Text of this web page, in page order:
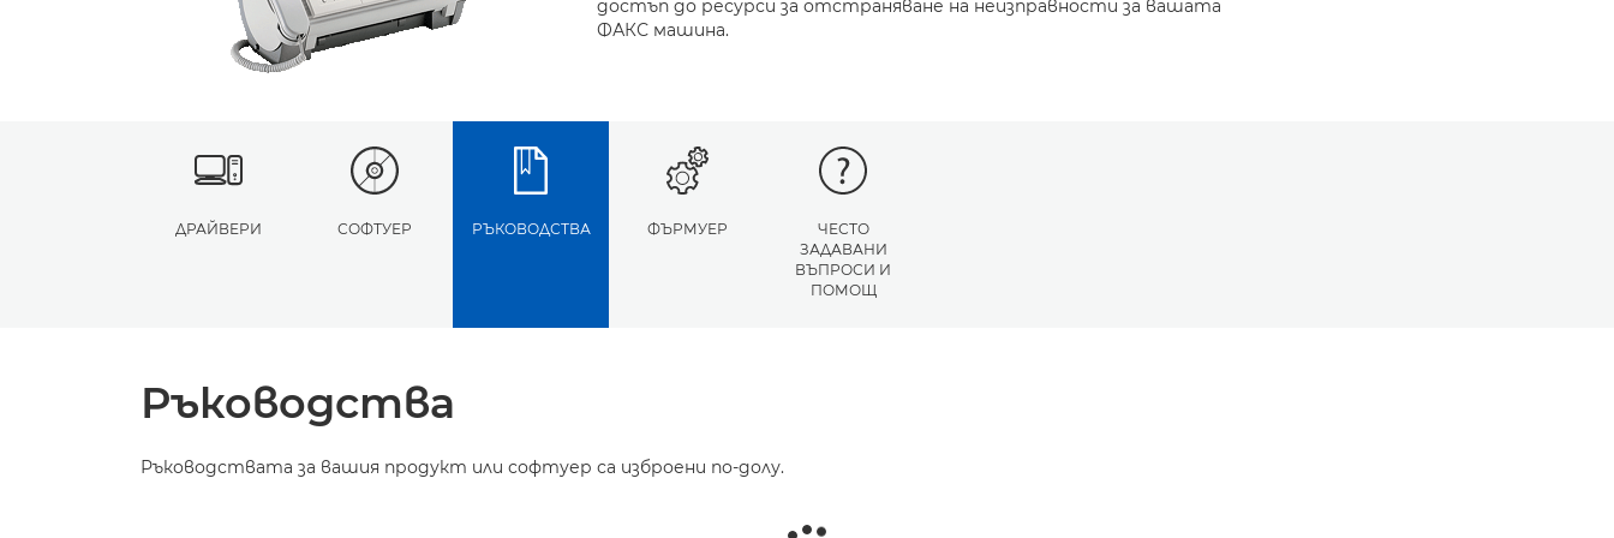
достъп до ресурси за отстраняване на неизправности за вашата
ФАКС машина.
ДРАЙВЕРИ СОФТУЕР РЪКОВОДСТВА ФЪРМУЕР
ЧЕСТО
ЗАДАВАНИ
ВЪПРОСИ И
ПОМОЩ
Ръководства
Ръководствата за вашия продукт или софтуер са изброени по-долу.